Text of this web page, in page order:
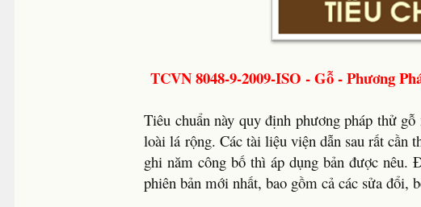
TCVN 8048-9-2009-ISO - Gỗ - Phương
Tiêu chuẩn này quy định phương pháp thử
loài lá rộng. Các tài liệu viện dẫn sau rất cần
ghi năm công bố thì áp dụng bản được
phiên bản mới nhất, bao gồm cả các sửa đổi,